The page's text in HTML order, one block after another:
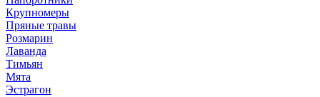
Крупномеры
Пряные травы
Розмарин
Лаванда
Тимьян
Мята
Эстрагон